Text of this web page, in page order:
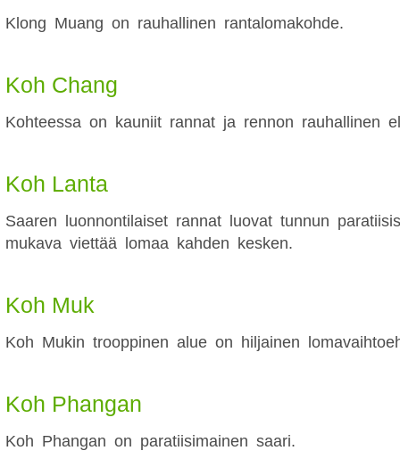
Klong Muang on rauhallinen rantalomakohde.
Koh Chang
Kohteessa on kauniit rannat ja rennon rauhallinen
Koh Lanta
Saaren luonnontilaiset rannat luovat tunnun
mukava viettää lomaa kahden kesken.
Koh Muk
Koh Mukin trooppinen alue on hiljainen
Koh Phangan
Koh Phangan on paratiisimainen saari.